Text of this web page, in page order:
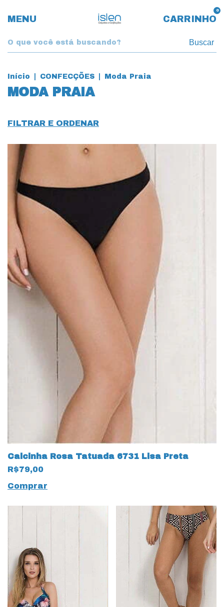
MENU CARRINHO
0
Buscar
Início CONFECÇÕES Moda Praia
MODA PRAIA
FILTRAR E ORDENAR
Calcinha Rosa Tatuada 6731 Lisa Preta
R$79,00
Comprar